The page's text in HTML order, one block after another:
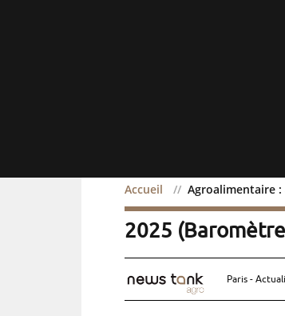
Accueil Agroalimentaire :
Agroalimentaire
2025
Paris -